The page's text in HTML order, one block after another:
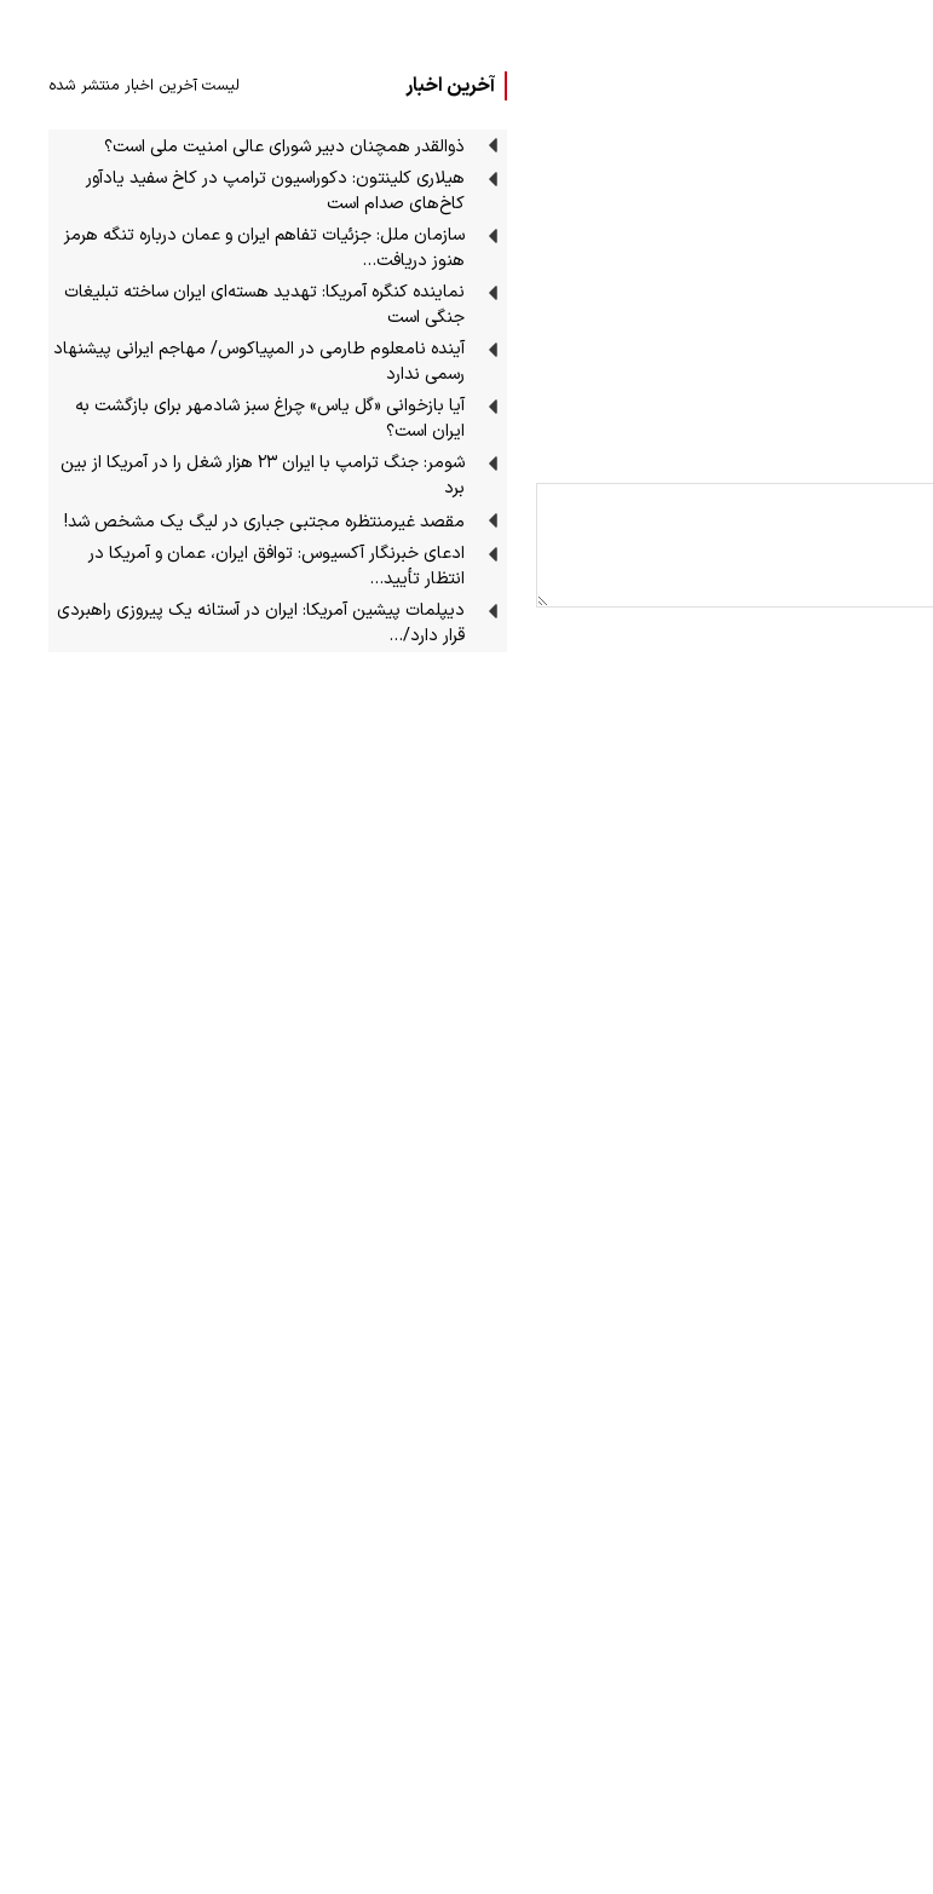
آخرین اخبار لیست آخرین اخبار منتشر شده
ذوالقدر همچنان دبیر شورای ‌عالی امنیت ملی است؟
هیلاری کلینتون: دکوراسیون ترامپ در کاخ سفید یادآور
کاخ‌های صدام است
سازمان ملل: جزئیات تفاهم ایران و عمان درباره تنگه هرمز
هنوز دریافت…
نماینده کنگره آمریکا: تهدید هسته‌ای ایران ساخته تبلیغات
جنگی است
آینده نامعلوم طارمی در المپیاکوس/ مهاجم ایرانی پیشنهاد
رسمی ندارد
آیا بازخوانی «گل یاس» چراغ سبز شادمهر برای بازگشت به
ایران است؟
شومر: جنگ ترامپ با ایران ۲۳ هزار شغل را در آمریکا از بین
برد
مقصد غیرمنتظره مجتبی جباری در لیگ یک مشخص شد!
ادعای خبرنگار آکسیوس: توافق ایران، عمان و آمریکا در
انتظار تأیید…
دیپلمات پیشین آمریکا: ایران در آستانه یک پیروزی راهبردی
قرار دارد/…